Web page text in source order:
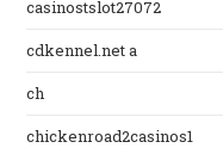
casinostslot27072
cdkennel.net a
ch
chickenroad2casinos1